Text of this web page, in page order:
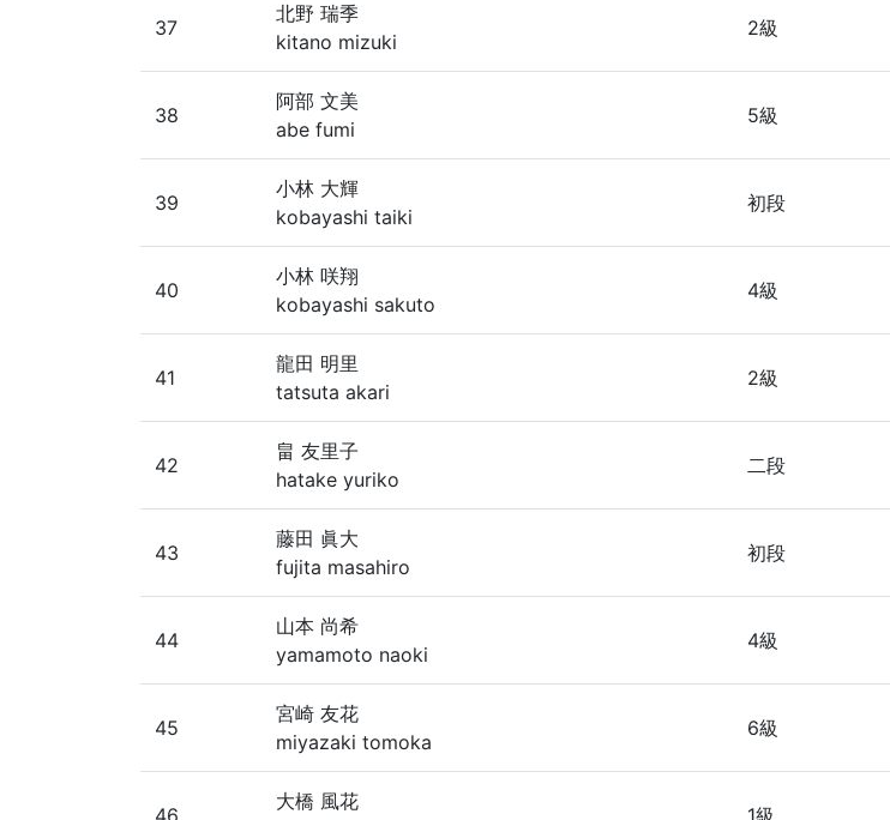
37
北野 瑞季
kitano mizuki
2級
38
阿部 文美
abe fumi
5級
39
小林 大輝
kobayashi taiki
初段
40
小林 咲翔
kobayashi sakuto
4級
41
龍田 明里
tatsuta akari
2級
42
畠 友里子
hatake yuriko
二段
43
藤田 眞大
fujita masahiro
初段
44
山本 尚希
yamamoto naoki
4級
45
宮崎 友花
miyazaki tomoka
6級
46
大橋 風花
1級